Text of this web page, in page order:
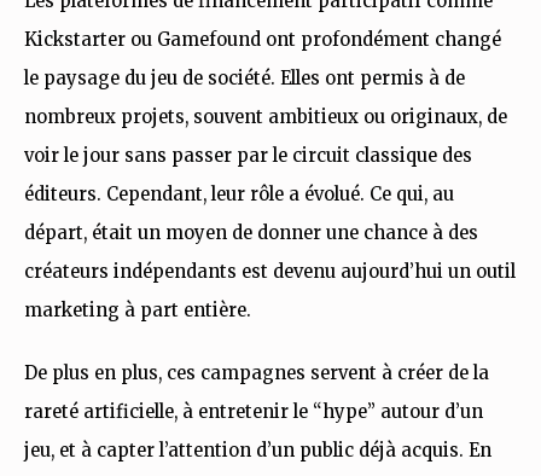
Kickstarter ou Gamefound ont profondément changé
le paysage du jeu de société. Elles ont permis à de
nombreux projets, souvent ambitieux ou originaux, de
voir le jour sans passer par le circuit classique des
éditeurs. Cependant, leur rôle a évolué. Ce qui, au
départ, était un moyen de donner une chance à des
créateurs indépendants est devenu aujourd’hui un outil
marketing à part entière.
De plus en plus, ces campagnes servent à créer de la
rareté artificielle, à entretenir le “hype” autour d’un
jeu, et à capter l’attention d’un public déjà acquis. En